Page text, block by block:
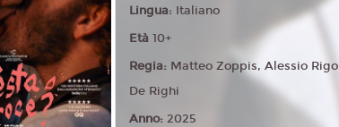
Lingua: Italiano
Età10+
Regia: Matteo Zoppis, Alessio Rigo
De Righi
Anno:2025